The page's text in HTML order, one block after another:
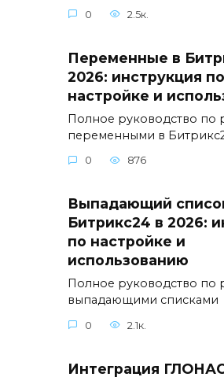
0 2.5к.
Переменные в
2026: инструкция по
настройке и
Полное руководство по
переменными в
0 876
Выпадающий
Битрикс24 в 2026:
по настройке и
использованию
Полное руководство по
выпадающими списками
0 2.1к.
Интеграция